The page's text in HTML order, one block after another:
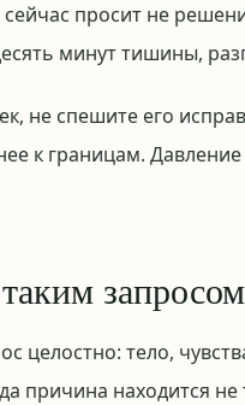
просит не
минут тишины,
не спешите его
к границам.
запросом
целостно: тело,
причина находится не